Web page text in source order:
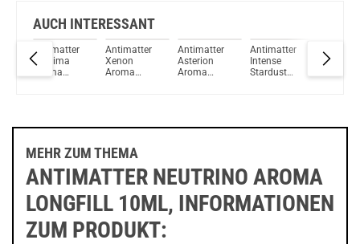
AUCH INTERESSANT
Antimatter
Proxima
Aroma
Antimatter
Xenon
Aroma
Antimatter
Asterion
Aroma
Antimatter
Intense
Stardust
Radon
MEHR ZUM THEMA
ANTIMATTER NEUTRINO AROMA
LONGFILL 10ML, INFORMATIONEN
ZUM PRODUKT: